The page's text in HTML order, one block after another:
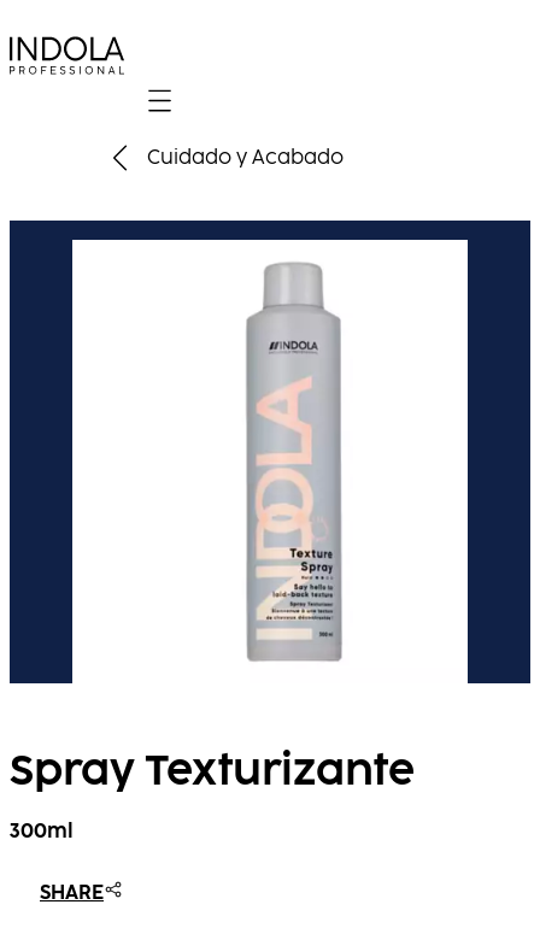
Mobile navigation
Cuidado y Acabado
Spray Texturizante
300ml
SHARE